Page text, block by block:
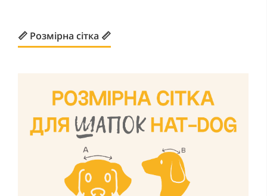
📏 Розмірна сітка 📏